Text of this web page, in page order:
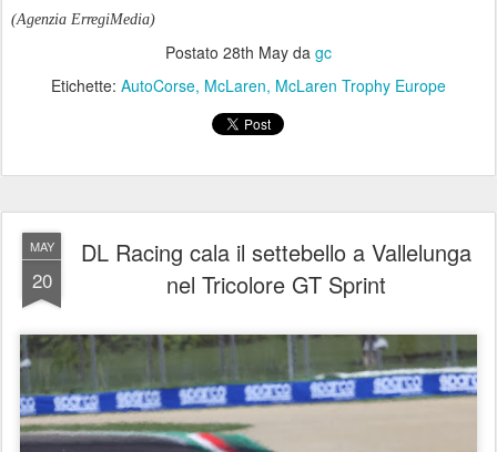
(Agenzia ErregiMedia)
Postato 28th May da gc
Etichette: AutoCorse McLaren McLaren Trophy Europe
MAY
20
DL Racing cala il settebello a Vallelunga
nel Tricolore GT Sprint